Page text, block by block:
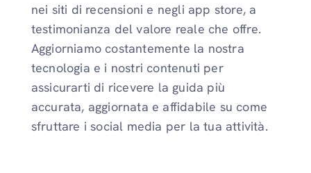
nei siti di recensioni e negli app store, a
testimonianza del valore reale che offre.
Aggiorniamo costantemente la nostra
tecnologia e i nostri contenuti per
assicurarti di ricevere la guida più
accurata, aggiornata e affidabile su come
sfruttare i social media per la tua attività.